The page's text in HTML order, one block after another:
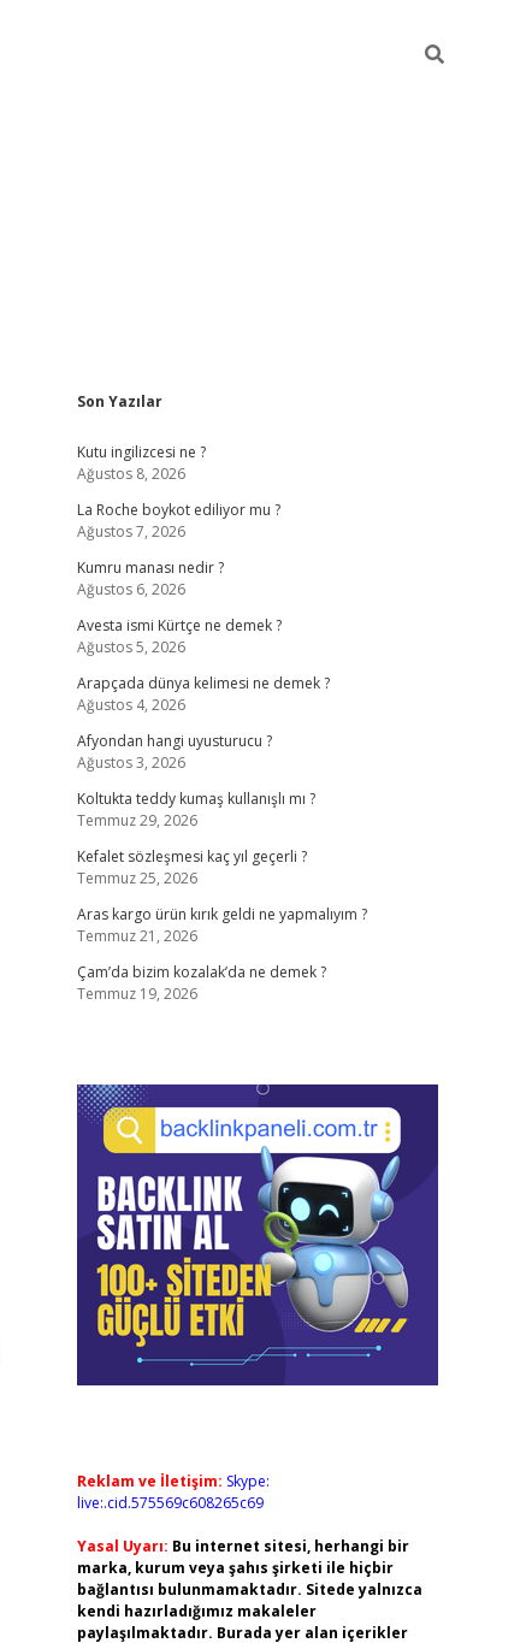
Sidebar
Son Yazılar
Kutu ingilizcesi ne ?
Ağustos 8, 2026
La Roche boykot ediliyor mu ?
Ağustos 7, 2026
Kumru manası nedir ?
Ağustos 6, 2026
Avesta ismi Kürtçe ne demek ?
Ağustos 5, 2026
Arapçada dünya kelimesi ne demek ?
Ağustos 4, 2026
Afyondan hangi uyusturucu ?
Ağustos 3, 2026
Koltukta teddy kumaş kullanışlı mı ?
Temmuz 29, 2026
Kefalet sözleşmesi kaç yıl geçerli ?
Temmuz 25, 2026
Aras kargo ürün kırık geldi ne yapmalıyım ?
Temmuz 21, 2026
Çam’da bizim kozalak’da ne demek ?
Temmuz 19, 2026
Reklam ve İletişim: Skype:
live:.cid.575569c608265c69
Yasal Uyarı: Bu internet sitesi, herhangi bir
marka, kurum veya şahıs şirketi ile hiçbir
bağlantısı bulunmamaktadır. Sitede yalnızca
kendi hazırladığımız makaleler
paylaşılmaktadır. Burada yer alan içerikler